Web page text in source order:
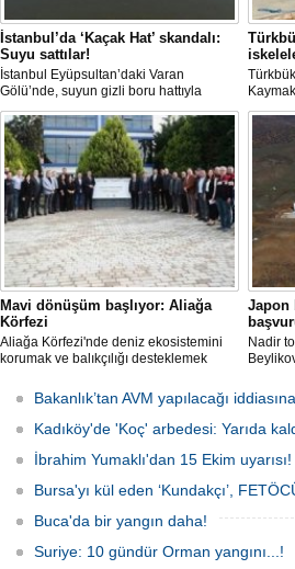
İstanbul’da ‘Kaçak Hat’ skandalı:
Suyu sattılar!
İstanbul Eyüpsultan’daki Varan
Gölü’nde, suyun gizli boru hattıyla
çekilip tankerlere aktarıldığı öne
sürüldü. Hattın izini süren vatandaşlar,
yaklaşık 3 kilometrelik kaçak düzenek
kurulduğunu iddia etti.
liman
Mavi dönüşüm başlıyor: Aliağa
Körfezi
Aliağa Körfezi'nde deniz ekosistemini
korumak ve balıkçılığı desteklemek
Japon
Nadir
yeni bir
Bakanlık’tan AVM yapılacağı
Kadıköy'de 'Koç' arbedesi: Yarıda
İbrahim Yumaklı'dan 15 Ekim uyarısı!
Bursa'yı kül eden ‘Kundakçı’,
Buca'da bir yangın daha!
Suriye: 10 gündür Orman yangını...!